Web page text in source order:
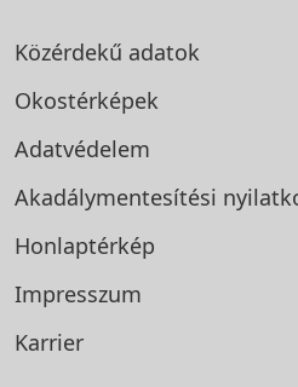
Közérdekű adatok
Okostérképek
Adatvédelem
Akadálymentesítési
Honlaptérkép
Impresszum
Karrier